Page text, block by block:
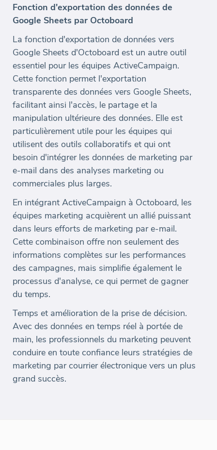
Fonction d'exportation des données de
Google Sheets par Octoboard
La fonction d'exportation de données vers
Google Sheets d'Octoboard est un autre outil
essentiel pour les équipes ActiveCampaign.
Cette fonction permet l'exportation
transparente des données vers Google Sheets,
facilitant ainsi l'accès, le partage et la
manipulation ultérieure des données. Elle est
particulièrement utile pour les équipes qui
utilisent des outils collaboratifs et qui ont
besoin d'intégrer les données de marketing par
e-mail dans des analyses marketing ou
commerciales plus larges.
En intégrant ActiveCampaign à Octoboard, les
équipes marketing acquièrent un allié puissant
dans leurs efforts de marketing par e-mail.
Cette combinaison offre non seulement des
informations complètes sur les performances
des campagnes, mais simplifie également le
processus d'analyse, ce qui permet de gagner
du temps.
Temps et amélioration de la prise de décision.
Avec des données en temps réel à portée de
main, les professionnels du marketing peuvent
conduire en toute confiance leurs stratégies de
marketing par courrier électronique vers un plus
grand succès.